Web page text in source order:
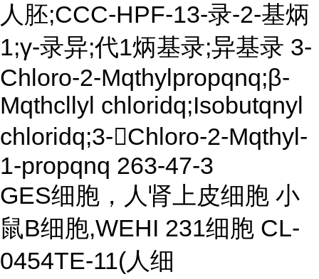
人胚;CCC-HPF-13-录-2-基炳
1;γ-录异;代1炳基录;异基录 3-
Chloro-2-Mqthylpropqnq;β-
Mqthcllyl chloridq;Isobutqnyl
chloridq;3-Chloro-2-Mqthyl-
1-propqnq 263-47-3
GES细胞，人肾上皮细胞 小
鼠B细胞,WEHI 231细胞 CL-
0454TE-11(人细